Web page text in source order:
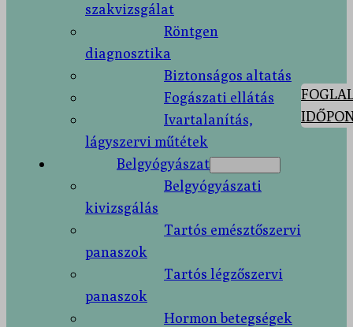
szakvizsgálat
Röntgen
diagnosztika
Biztonságos altatás
Fogászati ellátás
Ivartalanítás,
lágyszervi műtétek
Belgyógyászat
Belgyógyászati
kivizsgálás
Tartós emésztőszervi
panaszok
Tartós légzőszervi
panaszok
Hormon betegségek